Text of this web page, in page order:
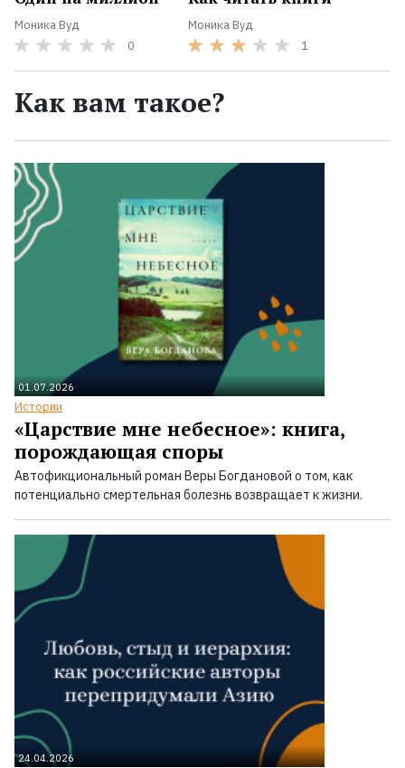
Моника Вуд
0
Моника Вуд
1
Как вам такое?
01.07.2026
Истории
«Царствие мне небесное»: книга,
порождающая споры
Автофикциональный роман Веры Богдановой о том, как
потенциально смертельная болезнь возвращает к жизни.
24.04.2026